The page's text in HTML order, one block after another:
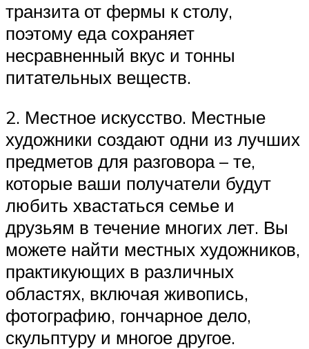
транзита от фермы к столу,
поэтому еда сохраняет
несравненный вкус и тонны
питательных веществ.
2. Местное искусство. Местные
художники создают одни из лучших
предметов для разговора – те,
которые ваши получатели будут
любить хвастаться семье и
друзьям в течение многих лет. Вы
можете найти местных художников,
практикующих в различных
областях, включая живопись,
фотографию, гончарное дело,
скульптуру и многое другое.